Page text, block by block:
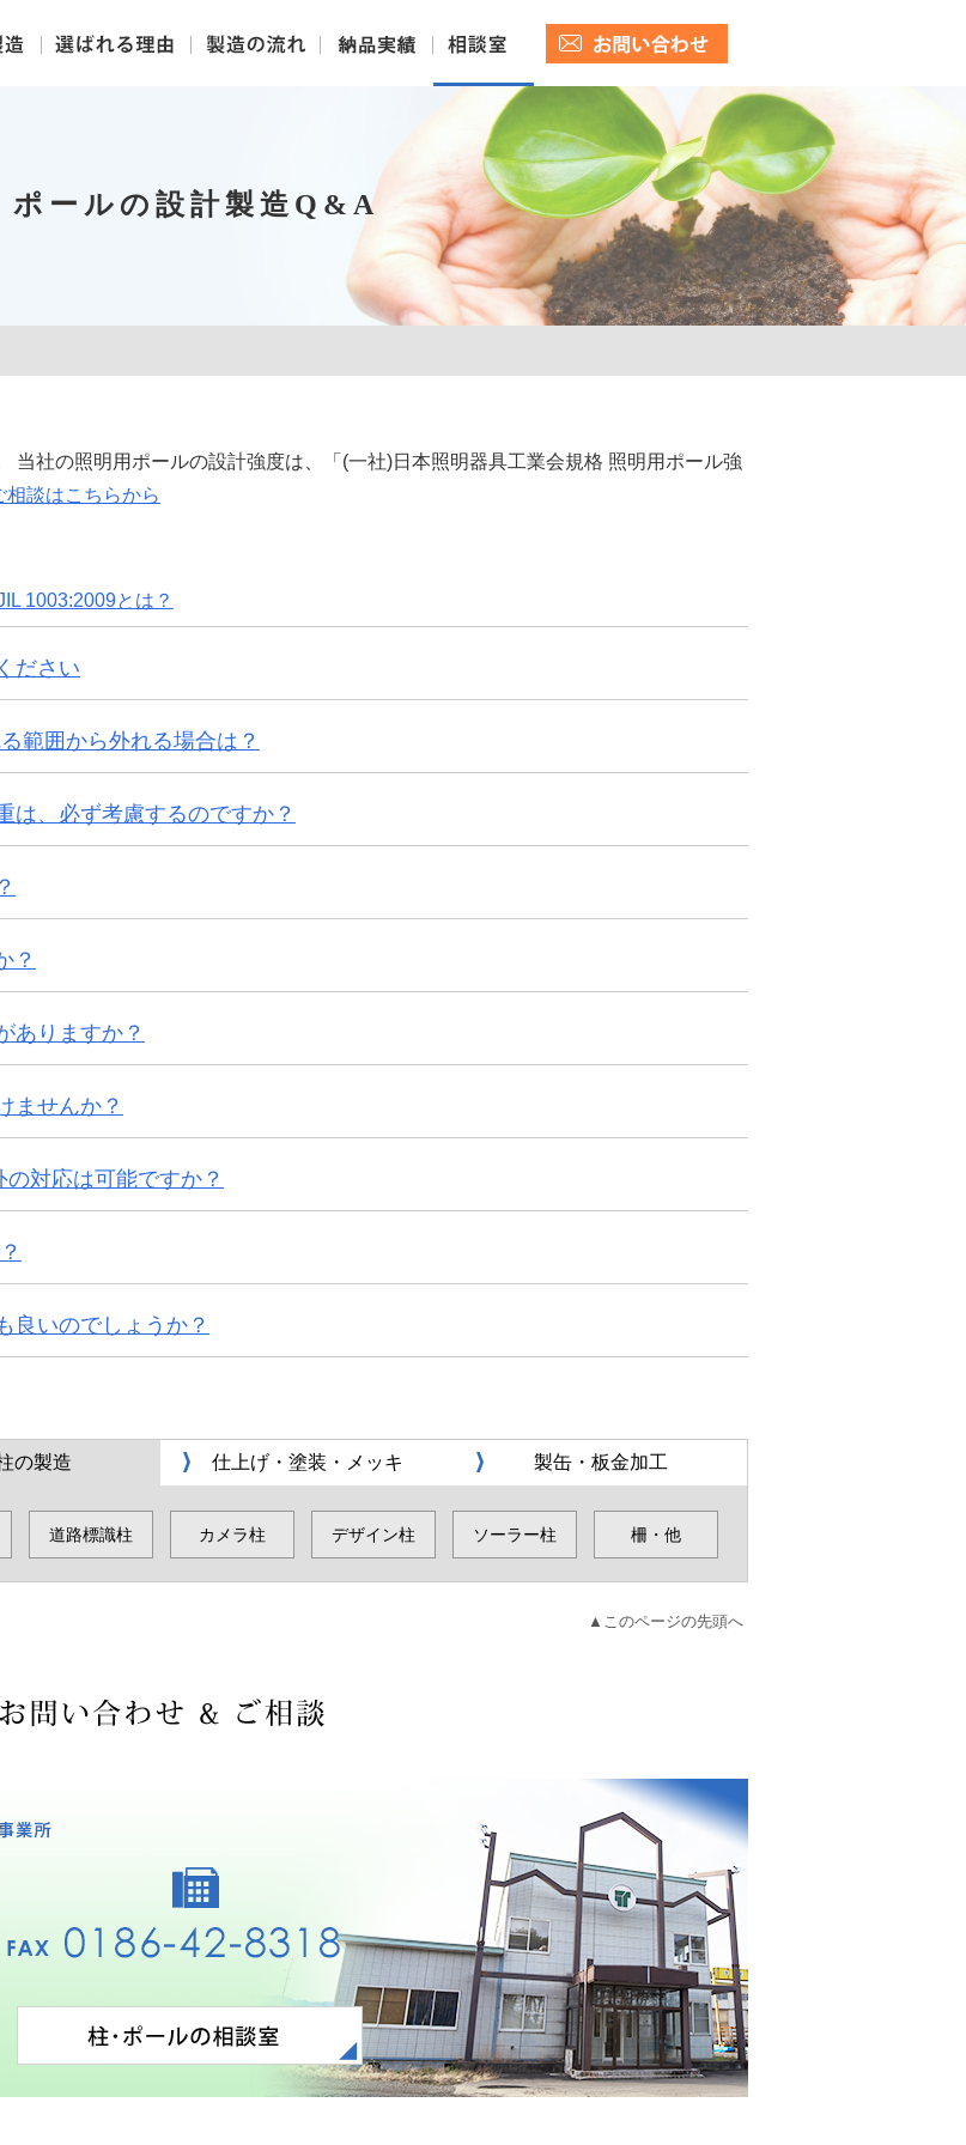
ポールの設計製造Q&A
当社の照明用ポールの設計強度は、「(一社)日本照明器具工業会規格 照明用ポール強
相談はこちらから
1003:2009とは？
ださい
範囲から外れる場合は？
は、必ず考慮するのですか？
？
ありますか？
ませんか？
対応は可能ですか？
良いのでしょうか？
の製造 仕上げ・塗装・メッキ 製缶・板金加工
道路標識柱 カメラ柱 デザイン柱 ソーラー柱 柵・他
▲このページの先頭へ